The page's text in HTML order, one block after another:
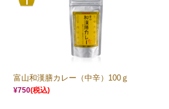
富山和漢膳カレー（中辛）100ｇ
¥750(税込)